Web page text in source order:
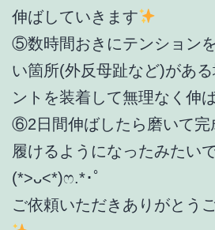
伸ばしていきます
⑤数時間おきにテンション
い箇所(外反母趾など)があ
ントを装着して無理なく伸
⑥2日間伸ばしたら磨いて完
履けるようになったみたい
(*>ᴗ<*)‪ෆ‪.*･ﾟ
ご依頼いただきありがとう